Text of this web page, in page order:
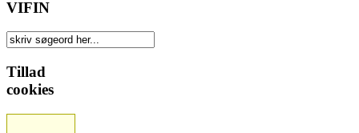
VIFIN
Tillad
cookies